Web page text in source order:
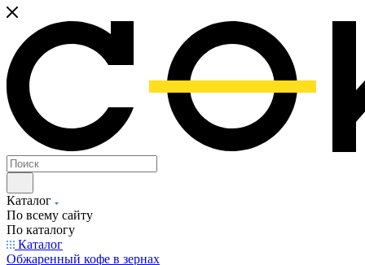
Каталог
По всему сайту
По каталогу
Каталог
Обжаренный кофе в зернах